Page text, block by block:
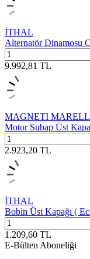
İTHAL
Alternatör Dinamosu
9.992,81 TL
MAGNETI
Motor Subap Üst
2.923,20 TL
İTHAL
Bobin Üst Kapağı (
1.209,60 TL
E-Bülten Aboneliği